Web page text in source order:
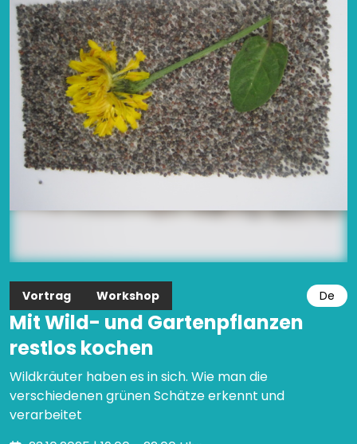
Vortrag Workshop De
Mit Wild- und Gartenpflanzen
restlos kochen
Wildkräuter haben es in sich. Wie man die
verschiedenen grünen Schätze erkennt und
verarbeitet